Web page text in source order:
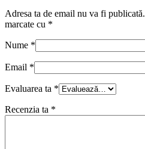
Adresa ta de email nu va fi publicată.
marcate cu *
Nume *
Email *
Evaluarea ta *
Recenzia ta *